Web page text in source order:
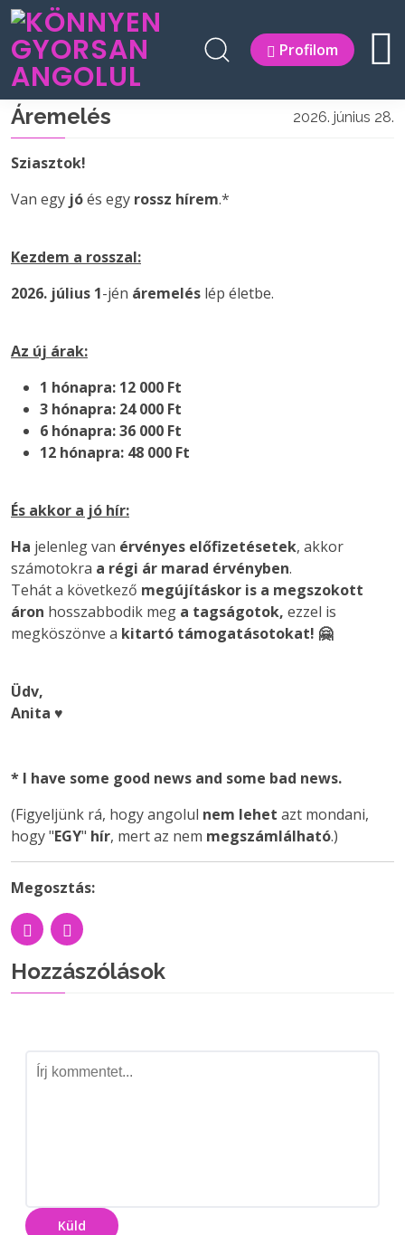
Profilom
Áremelés 2026. június 28.
Sziasztok!
Van egy jóés egy rossz hírem.*
Kezdem a rosszal:
2026. július 1-jén áremelés lép életbe.
Az új árak:
1 hónapra: 12 000 Ft
3 hónapra: 24 000 Ft
6 hónapra: 36 000 Ft
12 hónapra: 48 000 Ft
És akkor a jó hír:
Ha jelenleg van érvényes előfizetésetek, akkor
számotokra a régi ár marad érvényben.
Tehát a következő megújításkor is a megszokott
áron hosszabbodik meg a tagságotok, ezzel is
megköszönve a kitartó támogatásotokat! 🤗
Üdv,
Anita ♥️
* I have some good news and some bad news.
(Figyeljünk rá, hogy angolul nem lehet azt mondani,
hogy "EGY" hír, mert az nem megszámlálható.)
Megosztás:
Hozzászólások
Küld